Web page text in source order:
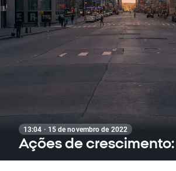
13:04 · 15 de novembro de 2022
Ações de crescimento: